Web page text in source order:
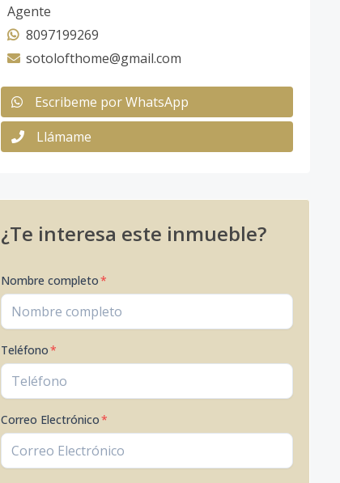
Agente
8097199269
sotolofthome@gmail.com
Escribeme por WhatsApp
Llámame
¿Te interesa este inmueble?
Nombre completo*
Teléfono*
Correo Electrónico*